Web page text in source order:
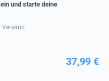
und starte deine
Versand
37,99 €